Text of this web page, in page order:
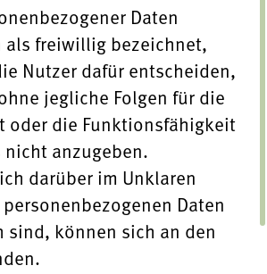
Daten
als freiwillig bezeichnet,
Nutzer dafür entscheiden,
jegliche Folgen für die
oder die Funktionsfähigkeit
nicht anzugeben.
darüber im Unklaren
Daten
können sich an den